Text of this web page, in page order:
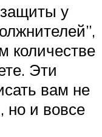
у
количестве
Эти
вам не
но и вовсе